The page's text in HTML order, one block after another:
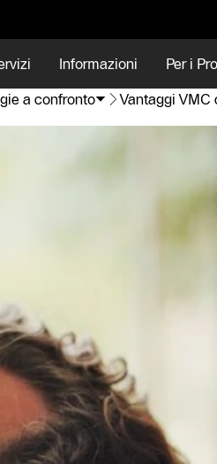
Informazioni Per i
a confronto Vantaggi VMC